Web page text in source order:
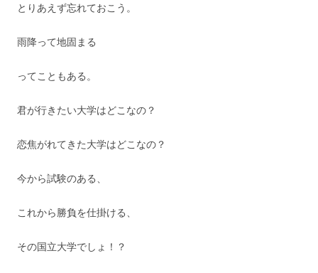
とりあえず忘れておこう。
雨降って地固まる
ってこともある。
君が行きたい大学はどこなの？
恋焦がれてきた大学はどこなの？
今から試験のある、
これから勝負を仕掛ける、
その国立大学でしょ！？